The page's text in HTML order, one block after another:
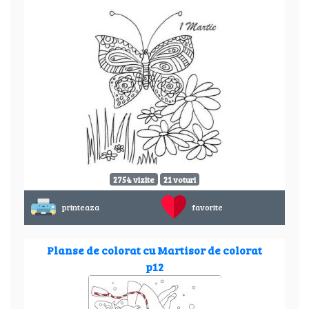
2754 vizite 21 voturi
printeaza favorite
Planse de colorat cu Martisor de colorat
p12